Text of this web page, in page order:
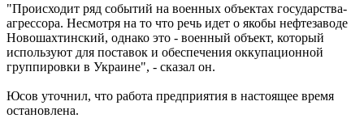
"Происходит ряд событий на военных объектах государства-
агрессора. Несмотря на то что речь идет о якобы нефтезаводе
Новошахтинский, однако это - военный объект, который
используют для поставок и обеспечения оккупационной
группировки в Украине", - сказал он.
Юсов уточнил, что работа предприятия в настоящее время
остановлена.